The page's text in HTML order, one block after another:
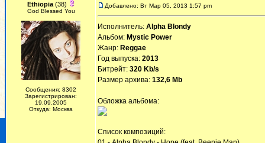
Ethiopia(38)
God Blessed You
Сообщения: 8302
Зарегистрирован:
19.09.2005
Откуда: Москва
Добавлено: Вт Мар 05, 2013 1:57 pm
Исполнитель: Alpha Blondy
Альбом: Mystic Power
Жанр: Reggae
Год выпуска: 2013
Битрейт: 320 Kb/s
Размер архива: 132,6 Mb
Обложка альбома:
Список композиций: